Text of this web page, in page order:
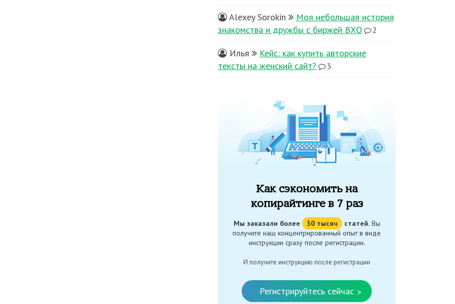
Alexey Sorokin
Моя небольшая история
знакомства и дружбы с биржей ВХО
2
Илья
Кейс: как купить авторские
тексты на женский сайт?
3
Как сэкономить на
копирайтинге в 7 раз
Мы заказали более 30 тысяч статей.Вы
получите наш концентрированный опыт в виде
инструкции сразу после регистрации.
И получите инструкцию после регистрации
Регистрируйтесь сейчас >